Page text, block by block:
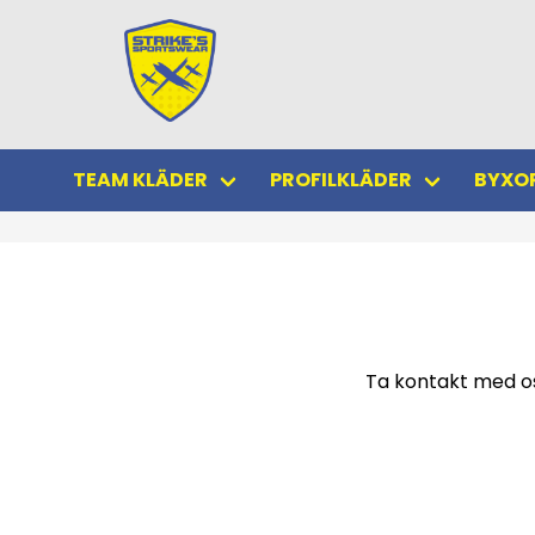
TEAM KLÄDER PROFILKLÄDER
Ta kontakt med